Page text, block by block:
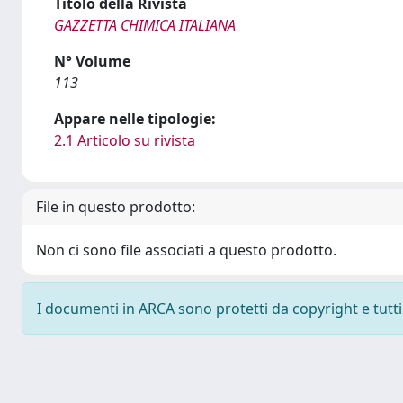
GAZZETTA CHIMICA ITALIANA
N° Volume
113
Appare nelle tipologie:
2.1 Articolo su rivista
File in questo prodotto:
Non ci sono file associati a questo prodotto.
I documenti in ARCA sono protetti da copyright e